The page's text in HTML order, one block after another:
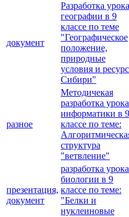
документ
Разработка урока
географии в 9
классе по теме
"Географическое
положение,
природные
условия и
Сибири"
разное
Методичекая
разработка урока
информатики в 9
классе по теме:
структура
"ветвление"
презентация,
документ
разработка урока
биологии в 9
классе по теме:
"Белки и
нуклеиновые